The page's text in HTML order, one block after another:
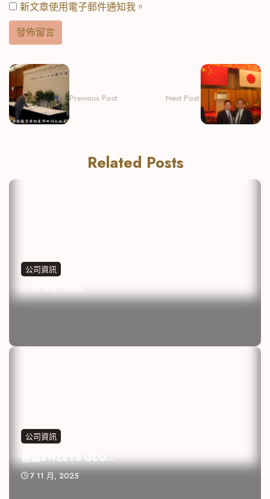
新文章使用電子郵件通知我。
Previous Post: Next Post:
Related Posts
公司資訊
30 3 月, 2026
公司資訊
德國SWEETS GLO...
7 11 月, 2025